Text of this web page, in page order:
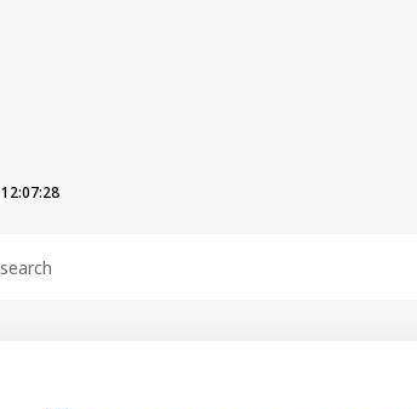
12:07:29